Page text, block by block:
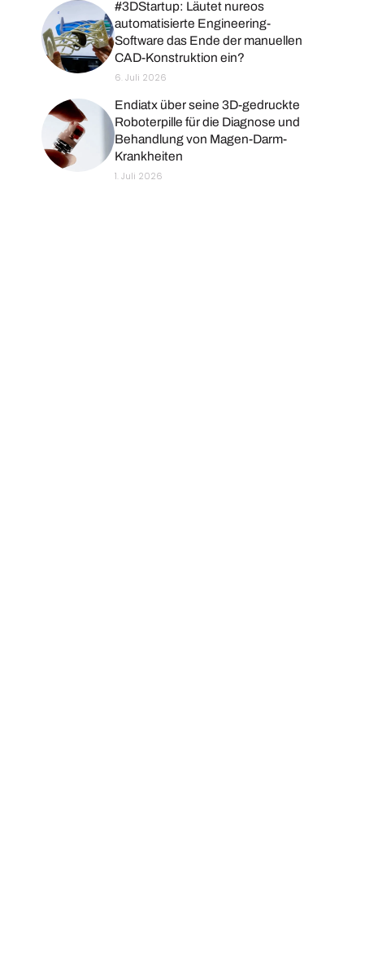
#3DStartup: Läutet nureos
automatisierte Engineering-
Software das Ende der manuellen
CAD-Konstruktion ein?
6. Juli 2026
Endiatx über seine 3D-gedruckte
Roboterpille für die Diagnose und
Behandlung von Magen-Darm-
Krankheiten
1. Juli 2026